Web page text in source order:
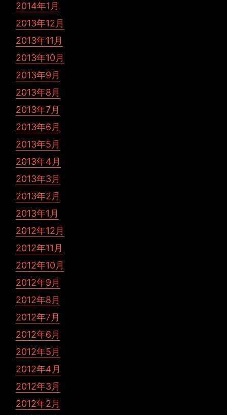
2014年1月
2013年12月
2013年11月
2013年10月
2013年9月
2013年8月
2013年7月
2013年6月
2013年5月
2013年4月
2013年3月
2013年2月
2013年1月
2012年12月
2012年11月
2012年10月
2012年9月
2012年8月
2012年7月
2012年6月
2012年5月
2012年4月
2012年3月
2012年2月